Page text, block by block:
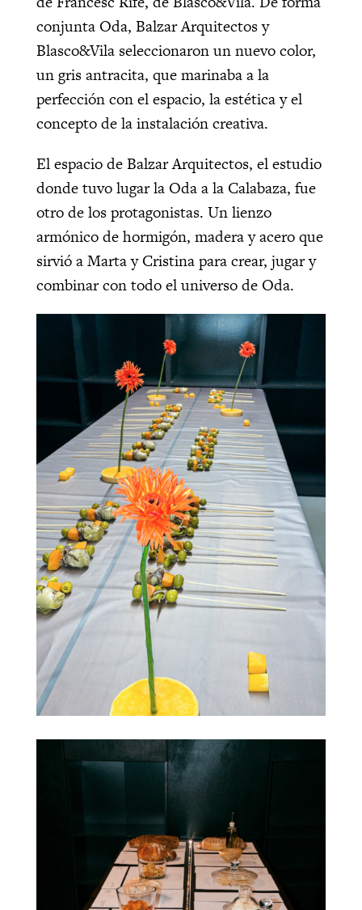
conjunta Oda, Balzar Arquitectos y
Blasco&Vila seleccionaron un nuevo color,
un gris antracita, que marinaba a la
perfección con el espacio, la estética y el
concepto de la instalación creativa.
El espacio de Balzar Arquitectos, el estudio
donde tuvo lugar la Oda a la Calabaza, fue
otro de los protagonistas. Un lienzo
armónico de hormigón, madera y acero que
sirvió a Marta y Cristina para crear, jugar y
combinar con todo el universo de Oda.